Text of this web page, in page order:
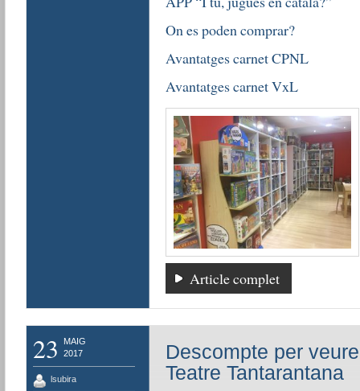
On es poden comprar?
Avantatges carnet CPNL
Avantatges carnet VxL
Article complet
23
MAIG
2017
lsubira
Descompte per
Teatre Tantarantana